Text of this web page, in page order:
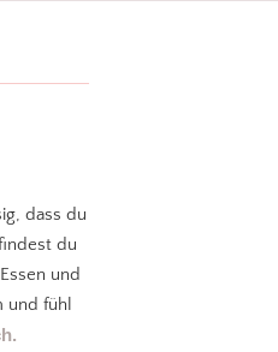
dass du
du
und
und fühl